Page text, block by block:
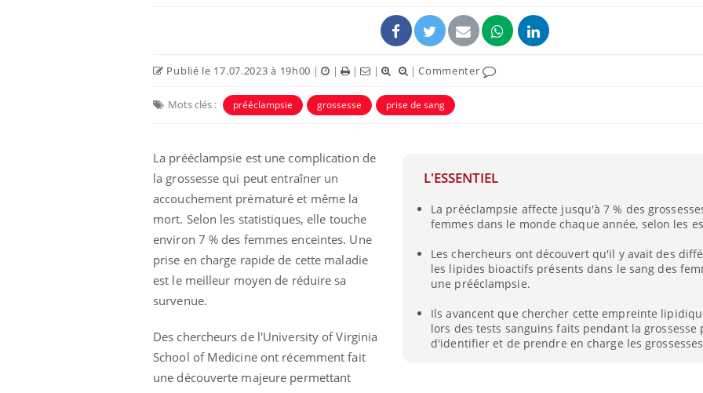
Publié le 17.07.2023 à 19h00 | | | | |Commenter
Mots clés : prééclampsie grossesse prise de sang
L'ESSENTIEL
La prééclampsie affecte jusqu'à 7 % des
femmes dans le monde chaque année, selon les
Les chercheurs ont découvert qu'il y avait des
les lipides bioactifs présents dans le sang des
une prééclampsie.
Ils avancent que chercher cette empreinte
lors des tests sanguins faits pendant la
d'identifier et de prendre en charge les
La prééclampsie est une complication de
la grossesse qui peut entraîner un
accouchement prématuré et même la
mort. Selon les statistiques, elle touche
environ 7 % des femmes enceintes. Une
prise en charge rapide de cette maladie
est le meilleur moyen de réduire sa
survenue.
Des chercheurs de l'University of Virginia
School of Medicine ont récemment fait
une découverte majeure permettant